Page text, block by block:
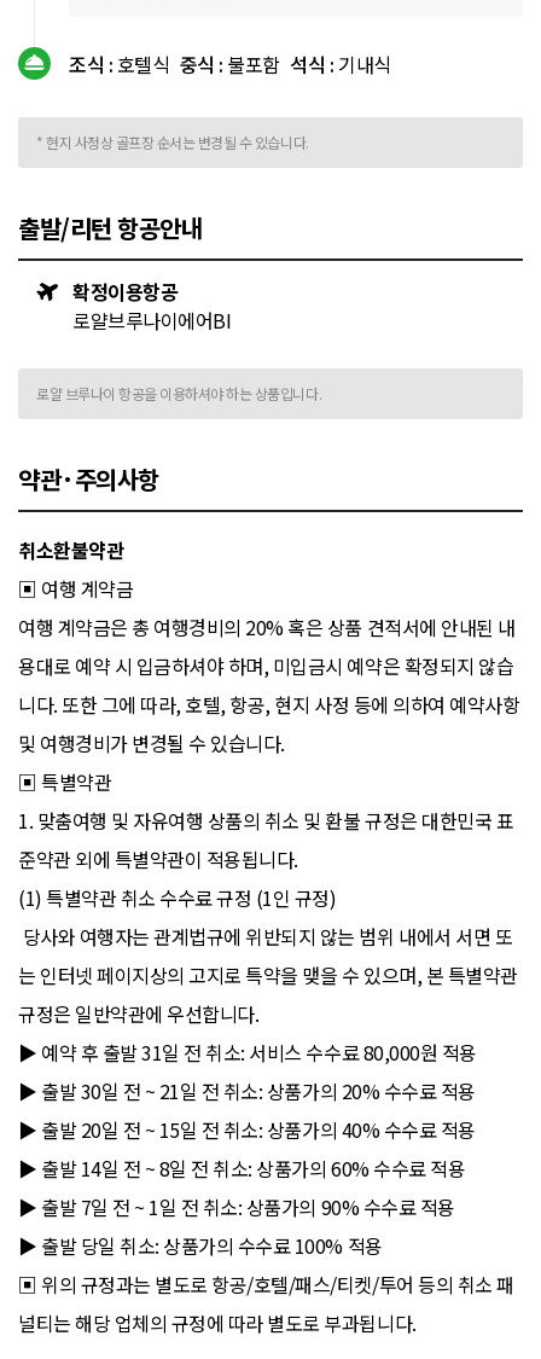
조식 : 호텔식 중식 : 불포함 석식 : 기내식
* 현지 사정상 골프장 순서는 변경될 수 있습니다.
출발/리턴 항공안내
확정이용항공
로얄브루나이에어BI
로얄 브루나이 항공을 이용하셔야 하는 상품입니다.
약관·주의사항
취소환불약관
▣ 여행 계약금
여행 계약금은 총 여행경비의 20% 혹은 상품 견적서에 안내된 내
용대로 예약 시 입금하셔야 하며, 미입금시 예약은 확정되지 않습
니다. 또한 그에 따라, 호텔, 항공, 현지 사정 등에 의하여 예약사항
및 여행경비가 변경될 수 있습니다.
▣ 특별약관
1. 맞춤여행 및 자유여행 상품의 취소 및 환불 규정은 대한민국 표
준약관 외에 특별약관이 적용됩니다.
(1) 특별약관 취소 수수료 규정 (1인 규정)
당사와 여행자는 관계법규에 위반되지 않는 범위 내에서 서면 또
는 인터넷 페이지상의 고지로 특약을 맺을 수 있으며, 본 특별약관
규정은 일반약관에 우선합니다.
▶ 예약 후 출발 31일 전 취소: 서비스 수수료 80,000원 적용
▶ 출발 30일 전 ~ 21일 전 취소: 상품가의 20% 수수료 적용
▶ 출발 20일 전 ~ 15일 전 취소: 상품가의 40% 수수료 적용
▶ 출발 14일 전 ~ 8일 전 취소: 상품가의 60% 수수료 적용
▶ 출발 7일 전 ~ 1일 전 취소: 상품가의 90% 수수료 적용
▶ 출발 당일 취소: 상품가의 수수료 100% 적용
▣ 위의 규정과는 별도로 항공/호텔/패스/티켓/투어 등의 취소 패
널티는 해당 업체의 규정에 따라 별도로 부과됩니다.